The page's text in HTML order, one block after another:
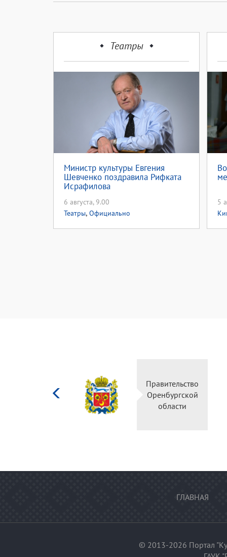
Театры
Министр культуры Евгения
Шевченко поздравила Рифката
Исрафилова
6 августа, 9.00
Театры, Официально
5
культуры
Российской
Правительство
Оренбургской
области
ГЛАВНАЯ
© 2013-2026 Портал